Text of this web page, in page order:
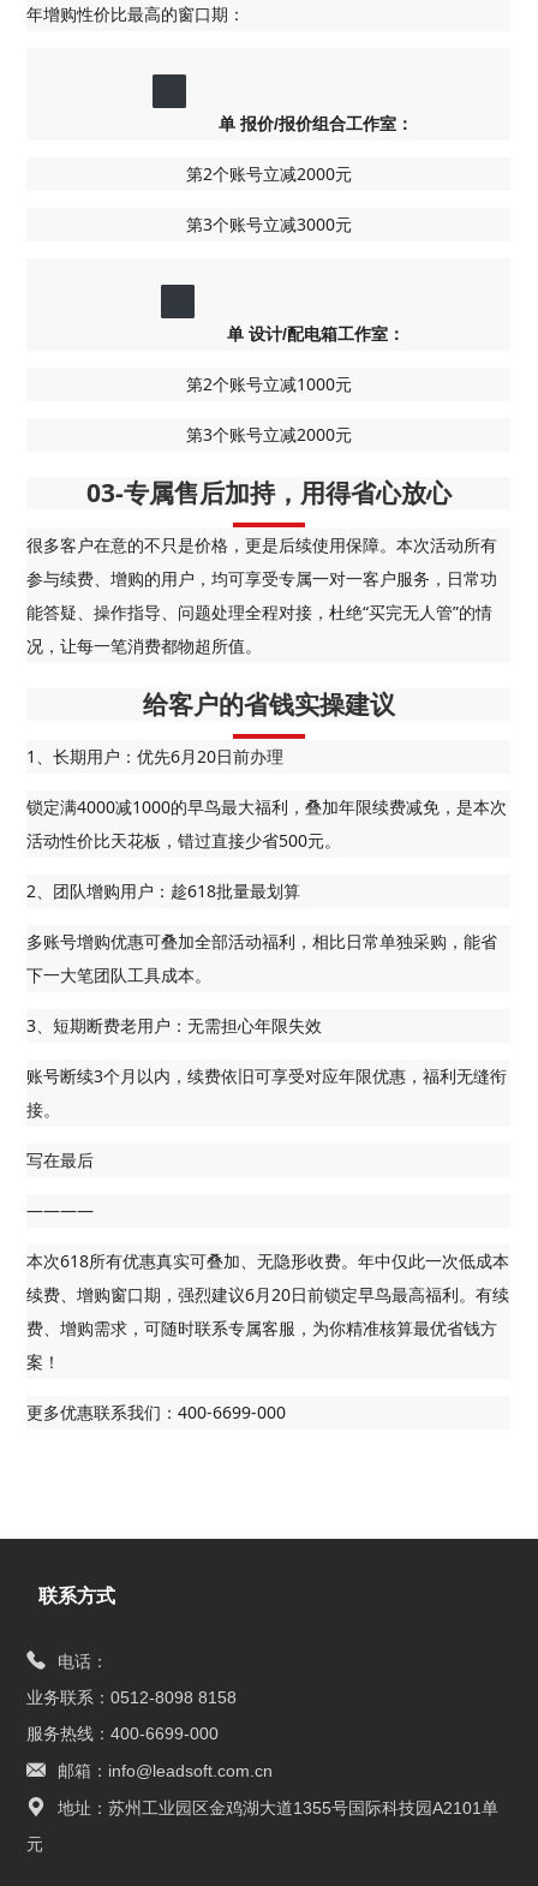
年增购性价比最高的窗口期：
单 报价/报价组合工作室：
第2个账号立减2000元
第3个账号立减3000元
单 设计/配电箱工作室：
第2个账号立减1000元
第3个账号立减2000元
03-专属售后加持，用得省心放心
很多客户在意的不只是价格，更是后续使用保障。本次活动所有
参与续费、增购的用户，均可享受专属一对一客户服务，日常功
能答疑、操作指导、问题处理全程对接，杜绝“买完无人管”的情
况，让每一笔消费都物超所值。
给客户的省钱实操建议
1、长期用户：优先6月20日前办理
锁定满4000减1000的早鸟最大福利，叠加年限续费减免，是本次
活动性价比天花板，错过直接少省500元。
2、团队增购用户：趁618批量最划算
多账号增购优惠可叠加全部活动福利，相比日常单独采购，能省
下一大笔团队工具成本。
3、短期断费老用户：无需担心年限失效
账号断续3个月以内，续费依旧可享受对应年限优惠，福利无缝衔
接。
写在最后
————
本次618所有优惠真实可叠加、无隐形收费。年中仅此一次低成本
续费、增购窗口期，强烈建议6月20日前锁定早鸟最高福利。有续
费、增购需求，可随时联系专属客服，为你精准核算最优省钱方
案！
更多优惠联系我们：400-6699-000
联系方式
电话：
业务联系：0512-8098 8158
服务热线：400-6699-000
邮箱：info@leadsoft.com.cn
地址：苏州工业园区金鸡湖大道1355号国际科技园A2101单
元